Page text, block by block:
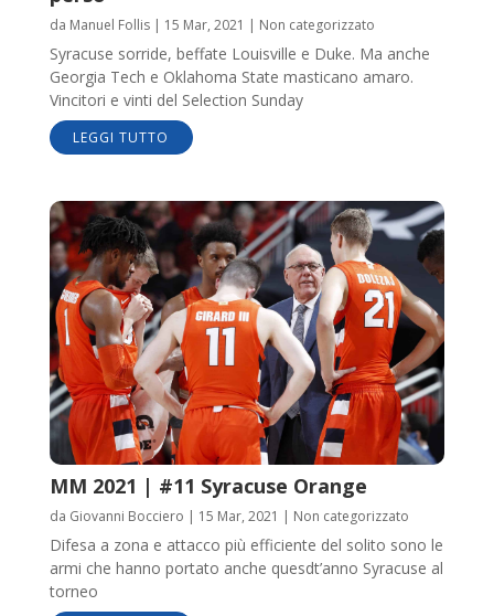
da Manuel Follis| 15 Mar, 2021 | Non categorizzato
Syracuse sorride, beffate Louisville e Duke. Ma anche
Georgia Tech e Oklahoma State masticano amaro.
Vincitori e vinti del Selection Sunday
LEGGI TUTTO
MM 2021 | #11 Syracuse Orange
da Giovanni Bocciero | 15 Mar, 2021 | Non categorizzato
Difesa a zona e attacco più efficiente del solito sono le
armi che hanno portato anche quesdt’anno Syracuse al
torneo